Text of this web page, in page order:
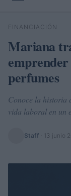
Buscar
FINANCIACIÓN
Mariana
emprender
perfumes
Conoce la historia
vida laboral en un
Staff 13 junio